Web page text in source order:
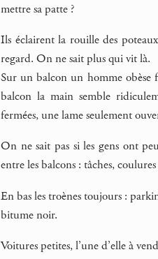
mettre sa patte ?
Ils éclairent la rouille des
regard. On ne sait plus qui vit là.
Sur un balcon un homme obèse
balcon la main semble
fermées, une lame seulement
On ne sait pas si les gens ont
entre les balcons : tâches,
En bas les troènes toujours :
bitume noir.
Voitures petites, l’une d’elle à